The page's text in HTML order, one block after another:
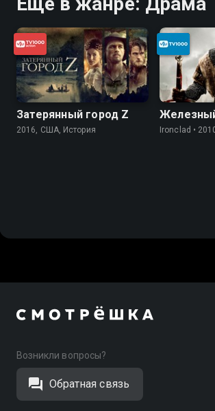
Затерянный город Z
2016, США, История Ironclad •
Возникли вопросы?
Обратная связь